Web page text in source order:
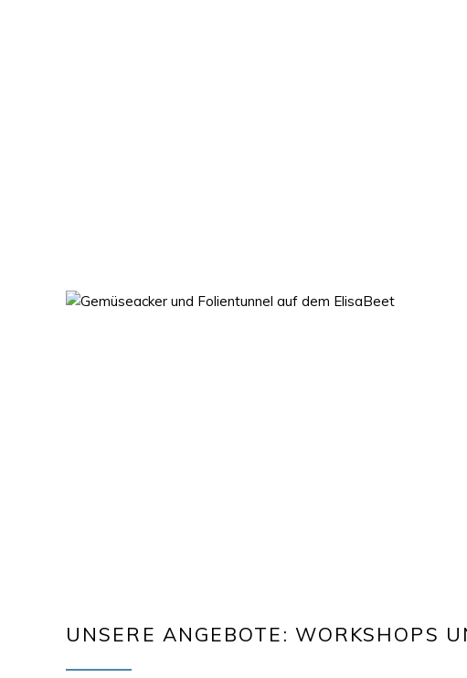
UNSERE ANGEBOTE: WORKSHOPS